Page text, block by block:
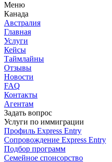
Меню
Канада
Австралия
Главная
Услуги
Кейсы
Таймлайны
Отзывы
Новости
FAQ
Контакты
Агентам
Задать вопрос
Услуги по иммиграции
Профиль Express Entry
Сопровождение Express Entry
Подбор программ
Семейное спонсорство